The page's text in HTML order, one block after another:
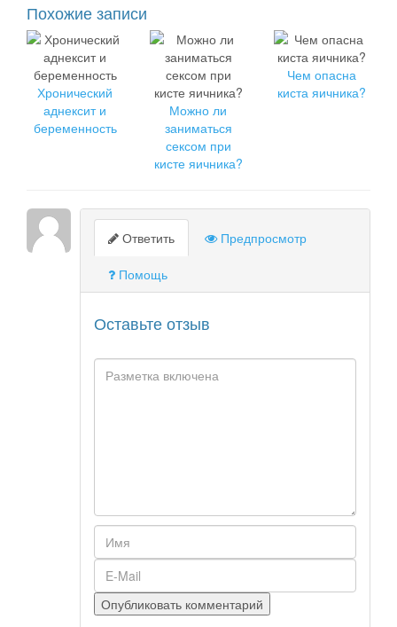
Похожие записи
Хронический
аднексит и
беременность
Можно ли
заниматься
сексом при
кисте яичника?
Чем опасна
киста яичника?
Ответить Предпросмотр
Помощь
Оставьте отзыв